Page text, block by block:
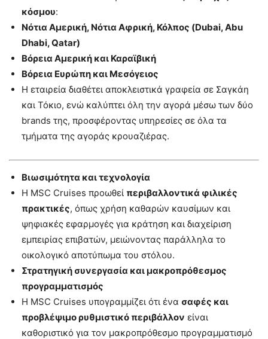
κόσμου:
Νότια Αμερική, Νότια Αφρική, Κόλπος (Dubai, Abu
Dhabi, Qatar)
Βόρεια Αμερική και Καραϊβική
Βόρεια Ευρώπη και Μεσόγειος
Η εταιρεία διαθέτει αποκλειστικά γραφεία σε Σαγκάη
και Τόκιο, ενώ καλύπτει όλη την αγορά μέσω των δύο
brands της, προσφέροντας υπηρεσίες σε όλα τα
τμήματα της αγοράς κρουαζιέρας.
Βιωσιμότητα και τεχνολογία
Η MSC Cruises προωθεί περιβαλλοντικά φιλικές
πρακτικές, όπως χρήση καθαρών καυσίμων και
ψηφιακές εφαρμογές για κράτηση και διαχείριση
εμπειρίας επιβατών, μειώνοντας παράλληλα το
οικολογικό αποτύπωμα του στόλου.
Στρατηγική συνεργασία και μακροπρόθεσμος
προγραμματισμός
Η MSC Cruises υπογραμμίζει ότι ένα σαφές και
προβλέψιμο ρυθμιστικό περιβάλλον είναι
καθοριστικό για τον μακροπρόθεσμο προγραμματισμό